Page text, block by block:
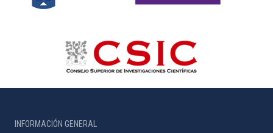
INFORMACIÓN GENERAL